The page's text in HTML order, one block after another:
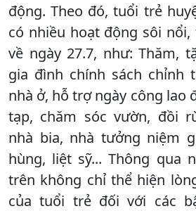
động. Theo đó, tuổi trẻ
có nhiều hoạt động sôi
về ngày 27.7, như: Thăm,
gia đình chính sách chỉnh
nhà ở, hỗ trợ ngày công lao
tạp, chăm sóc vườn, đồi
nhà bia, nhà tưởng niệm
hùng, liệt sỹ... Thông qua
trên không chỉ thể hiện
của tuổi trẻ đối với các